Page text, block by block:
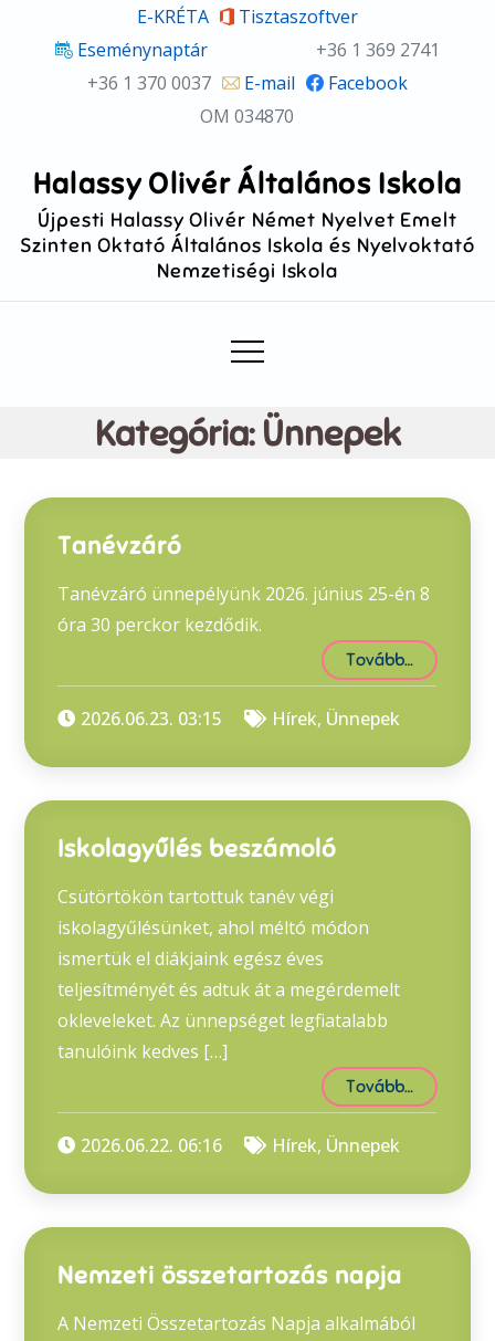
E-KRÉTA
Tisztaszoftver
Eseménynaptár
+36 1 369 2741
+36 1 370 0037
E-mail
Facebook
OM 034870
Halassy Olivér Általános Iskola
Újpesti Halassy Olivér Német Nyelvet Emelt
Szinten Oktató Általános Iskola és Nyelvoktató
Nemzetiségi Iskola
Kategória: Ünnepek
Tanévzáró
Tanévzáró ünnepélyünk 2026. június 25-én 8
óra 30 perckor kezdődik.
Tovább…
2026.06.23. 03:15 Hírek, Ünnepek
Iskolagyűlés beszámoló
Csütörtökön tartottuk tanév végi
iskolagyűlésünket, ahol méltó módon
ismertük el diákjaink egész éves
teljesítményét és adtuk át a megérdemelt
okleveleket. Az ünnepséget legfiatalabb
tanulóink kedves […]
Tovább…
2026.06.22. 06:16 Hírek, Ünnepek
Nemzeti összetartozás napja
A Nemzeti Összetartozás Napja alkalmából